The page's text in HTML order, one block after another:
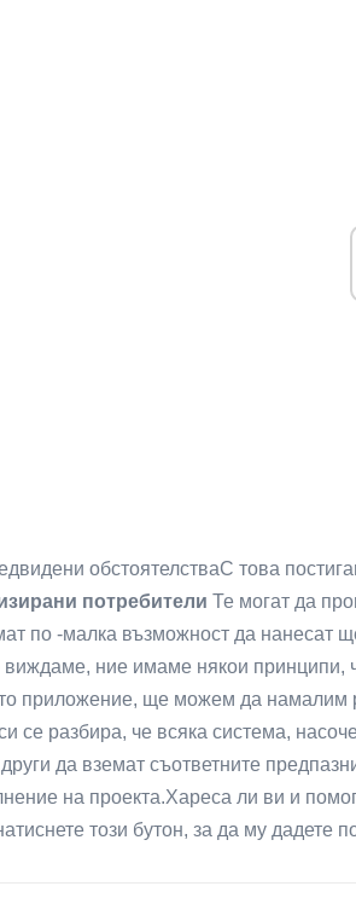
обстоятелстваС това
потребители Те могат да
по -малка възможност да нанесат
виждаме, ние имаме някои принципи,
приложение, ще можем да намалим
се разбира, че всяка система,
да вземат съответните
на проекта.Хареса ли ви и
този бутон, за да му дадете